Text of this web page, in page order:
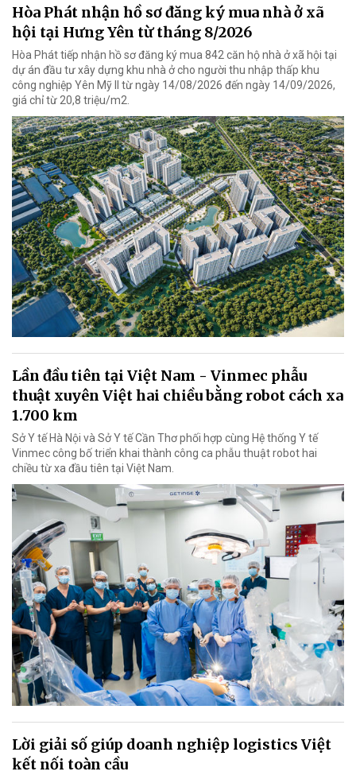
Hòa Phát nhận hồ sơ đăng ký mua nhà ở xã
hội tại Hưng Yên từ tháng 8/2026
Hòa Phát tiếp nhận hồ sơ đăng ký mua 842 căn hộ nhà ở xã hội tại
dự án đầu tư xây dựng khu nhà ở cho người thu nhập thấp khu
công nghiệp Yên Mỹ II từ ngày 14/08/2026 đến ngày 14/09/2026,
giá chỉ từ 20,8 triệu/m2.
Lần đầu tiên tại Việt Nam - Vinmec phẫu
thuật xuyên Việt hai chiều bằng robot cách xa
1.700 km
Sở Y tế Hà Nội và Sở Y tế Cần Thơ phối hợp cùng Hệ thống Y tế
Vinmec công bố triển khai thành công ca phẫu thuật robot hai
chiều từ xa đầu tiên tại Việt Nam.
Lời giải số giúp doanh nghiệp logistics Việt
kết nối toàn cầu